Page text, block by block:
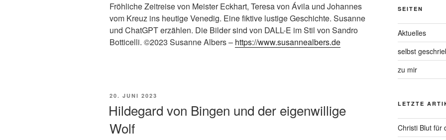
Fröhliche Zeitreise von Meister Eckhart, Teresa von Ávila und Johannes
vom Kreuz ins heutige Venedig. Eine fiktive lustige Geschichte. Susanne
und ChatGPT erzählen. Die Bilder sind von DALL-E im Stil von Sandro
Botticelli. ©2023 Susanne Albers – https://www.susannealbers.de
POSTED
20. JUNI 2023
Hildegard von Bingen und der eigenwillige
Wolf
SEITEN
Aktuelles
selbst
zu mir
LETZTE
Christi Blut für